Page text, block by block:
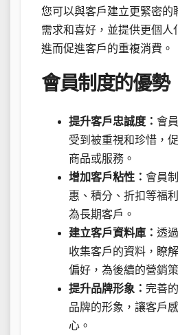
您可以與客戶建立更緊密的
需求和喜好，並提供更個人
進而促進客戶的重複消費。
會員制度的優勢
提升客戶忠誠度： 會
受到被重視和珍惜，
商品或服務。
增加客戶粘性： 會員
惠、積分、折扣等福
為長期客戶。
建立客戶資料庫： 透
收集客戶的資料，瞭
偏好，為後續的營銷
提升品牌形象： 完善
品牌的形象，讓客戶
心。